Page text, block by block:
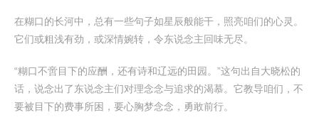
在糊口的长河中，总有一些句子如星辰般能干，照亮咱们的心灵。
它们或粗浅有劲，或深情婉转，令东说念主回味无尽。
“糊口不啻目下的应酬，还有诗和辽远的田园。”这句出自大晓松的
话，说念出了东说念主们对理念念与追求的渴慕。它教导咱们，不
要被目下的费事所困，要心胸梦念念，勇敢前行。